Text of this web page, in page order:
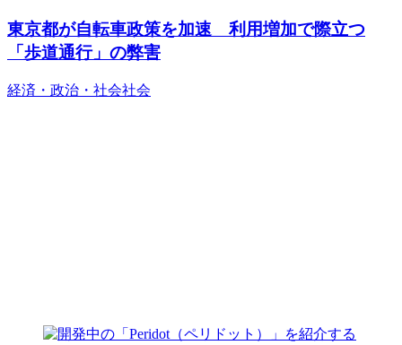
東京都が自転車政策を加速 利用増加で際立つ
「歩道通行」の弊害
経済・政治・社会社会